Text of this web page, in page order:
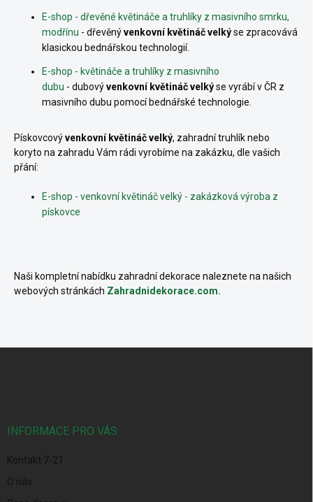
E-shop - dřevěné květináče a truhlíky z masivního smrku,
modřínu - dřevěnývenkovní květináč velkýse zpracovává
klasickou bednářskou technologií.
E-shop - květináče a truhlíky z masivního
dubu - dubovývenkovní květináč velkýse vyrábí v ČR z
masivního dubu pomocí bednářské technologie.
Pískovcovývenkovní květináč velký, zahradní truhlík nebo
koryto na zahradu Vám rádi vyrobíme na zakázku, dle vašich
přání:
E-shop - venkovní květináč velký - zakázková výroba z
pískovce
Naši kompletní nabídku zahradní dekorace naleznete na našich
webových stránkách Zahradnidekorace.com.
INFORMACE PRO VÁS
Kontakt 7-21
O nás